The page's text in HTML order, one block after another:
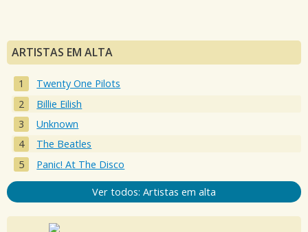
ARTISTAS EM ALTA
Twenty One Pilots
Billie Eilish
Unknown
The Beatles
Panic! At The Disco
Ver todos: Artistas em alta